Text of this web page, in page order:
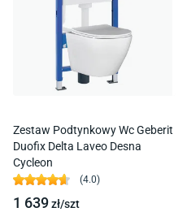
Zestaw Podtynkowy Wc Geberit
Duofix Delta Laveo Desna
Cycleon
(4.0)
1 639zł/szt